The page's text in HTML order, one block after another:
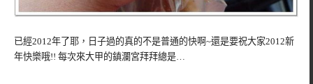
已經2012年了耶，日子過的真的不是普通的快啊~還是要祝大家2012新
年快樂哦!! 每次來大甲的鎮瀾宮拜拜總是…